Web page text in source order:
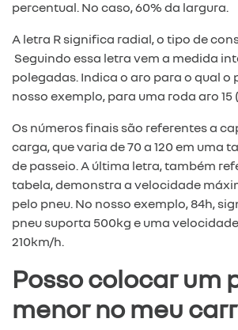
percentual. No caso, 60% da largura.
A letra R significa radial, o tipo de
Seguindo essa letra vem a medida
polegadas. Indica o aro para o qual o
nosso exemplo, para uma roda aro 15
Os números finais são referentes a
carga, que varia de 70 a 120 em uma
de passeio. A última letra, também
tabela, demonstra a velocidade
pelo pneu. No nosso exemplo, 84h,
pneu suporta 500kg e uma
210km/h.
Posso colocar um
menor no meu